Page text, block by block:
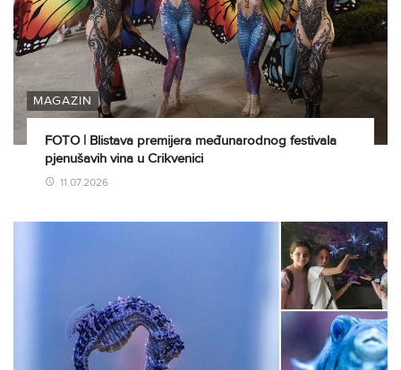
MAGAZIN
FOTO | Blistava premijera međunarodnog festivala
pjenušavih vina u Crikvenici
11.07.2026